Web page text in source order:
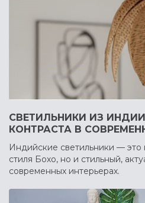
СВЕТИЛЬНИКИ ИЗ
КОНТРАСТА В
Индийские светильники — это
стиля Бохо, но и стильный,
современных интерьерах.